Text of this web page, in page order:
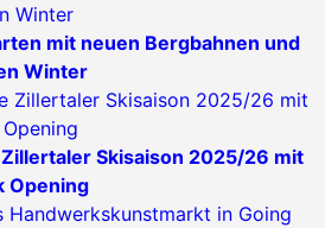
mit neuen Bergbahnen und
Winter
Skisaison 2025/26 mit
Opening